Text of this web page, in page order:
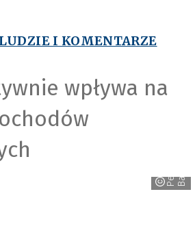
LUDZIE I KOMENTARZE
wpływa na
_
o